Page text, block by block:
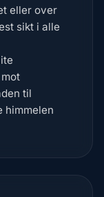
eller over
sikt i alle
til
himmelen